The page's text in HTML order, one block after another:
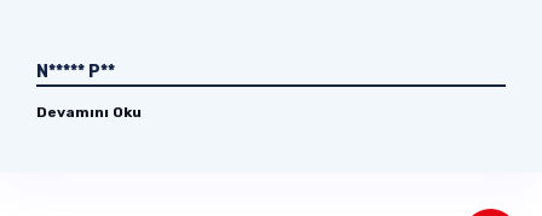
N***** P**
Devamını Oku